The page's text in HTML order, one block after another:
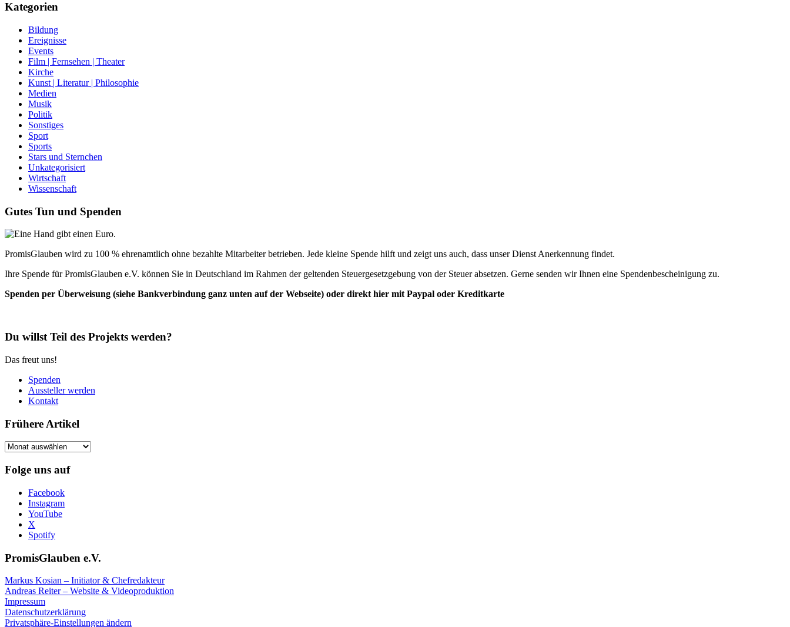
Kategorien
Bildung
Ereignisse
Events
Film | Fernsehen | Theater
Kirche
Kunst | Literatur | Philosophie
Medien
Musik
Politik
Sonstiges
Sport
Sports
Stars und Sternchen
Unkategorisiert
Wirtschaft
Wissenschaft
Gutes Tun und Spenden
PromisGlauben wird zu 100 % ehrenamtlich ohne bezahlte Mitarbeiter betrieben. Jede kleine Spende hilft und zeigt uns auch, dass unser Dienst Anerkennung findet.
Ihre Spende für PromisGlauben e.V. können Sie in Deutschland im Rahmen der geltenden Steuergesetzgebung von der Steuer absetzen. Gerne senden wir Ihnen eine Spendenbescheinigung zu.
Spenden per Überweisung (siehe Bankverbindung ganz unten auf der Webseite) oder direkt hier mit Paypal oder Kreditkarte
Du willst Teil des Projekts werden?
Das freut uns!
Spenden
Aussteller werden
Kontakt
Frühere Artikel
Frühere
Folge uns auf
Facebook
Instagram
YouTube
X
Spotify
PromisGlauben e.V.
Markus Kosian – Initiator & Chefredakteur
Andreas Reiter – Website & Videoproduktion
Impressum
Datenschutzerklärung
Privatsphäre-Einstellungen ändern